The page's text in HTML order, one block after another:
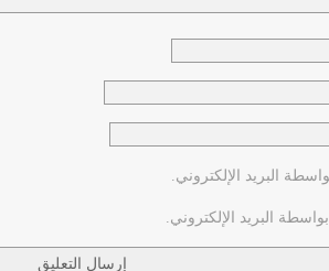
البريد الإلكتروني.
البريد الإلكتروني.